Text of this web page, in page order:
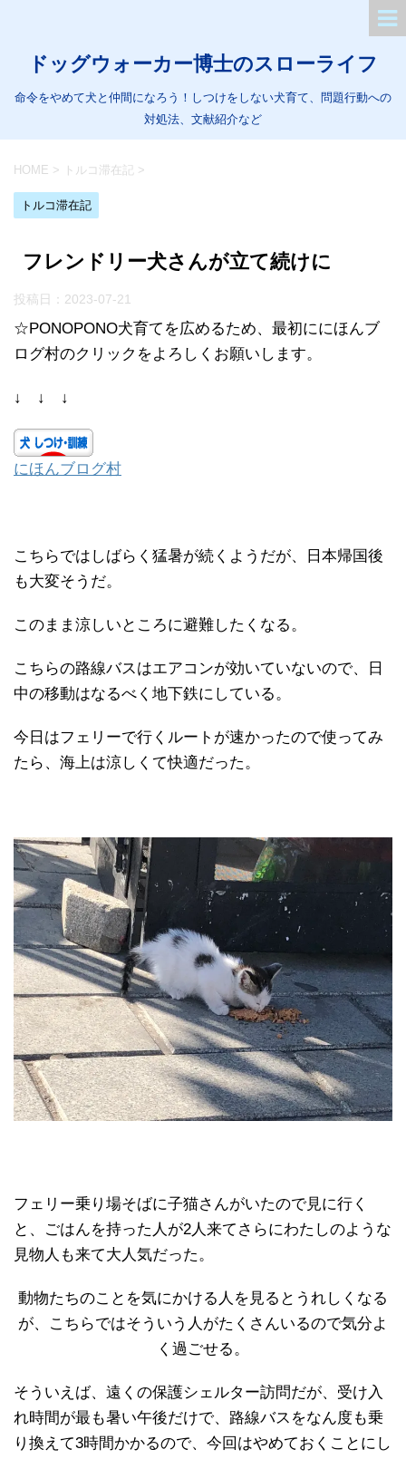
ドッグウォーカー博士のスローライフ
命令をやめて犬と仲間になろう！しつけをしない犬育て、問題行動への
対処法、文献紹介など
HOME > トルコ滞在記 >
トルコ滞在記
フレンドリー犬さんが立て続けに
投稿日： 2023-07-21
☆PONOPONO犬育てを広めるため、最初ににほんブ
ログ村のクリックをよろしくお願いします。
↓ ↓ ↓
にほんブログ村
こちらではしばらく猛暑が続くようだが、日本帰国後
も大変そうだ。
このまま涼しいところに避難したくなる。
こちらの路線バスはエアコンが効いていないので、日
中の移動はなるべく地下鉄にしている。
今日はフェリーで行くルートが速かったので使ってみ
たら、海上は涼しくて快適だった。
フェリー乗り場そばに子猫さんがいたので見に行く
と、ごはんを持った人が2人来てさらにわたしのような
見物人も来て大人気だった。
動物たちのことを気にかける人を見るとうれしくなる
が、こちらではそういう人がたくさんいるので気分よ
く過ごせる。
そういえば、遠くの保護シェルター訪問だが、受け入
れ時間が最も暑い午後だけで、路線バスをなん度も乗
り換えて3時間かかるので、今回はやめておくことにし